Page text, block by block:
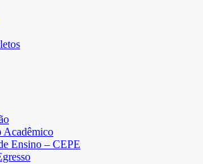
Acadêmico
Ensino – CEPE